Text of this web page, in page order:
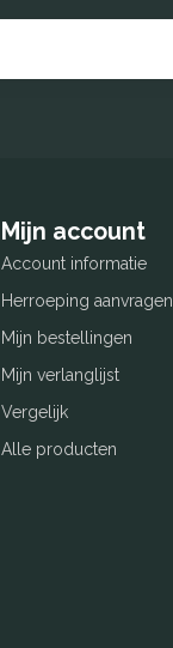
Mijn account
Account informatie
Herroeping aanvragen
Mijn bestellingen
Mijn verlanglijst
Vergelijk
Alle producten